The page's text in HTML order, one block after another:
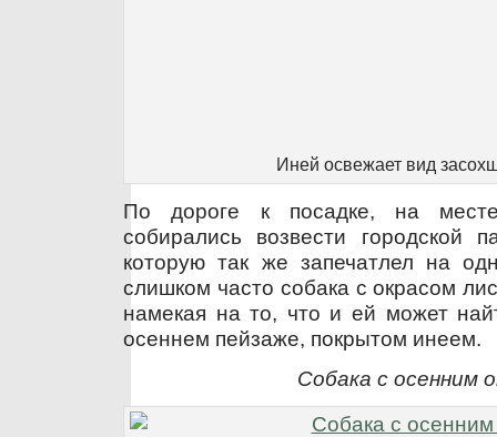
Иней освежает вид
По дороге к посадке, на
собирались возвести городской
которую так же запечатлел на
слишком часто собака с окрасом
намекая на то, что и ей может
осеннем пейзаже, покрытом инеем.
Собака с осенним